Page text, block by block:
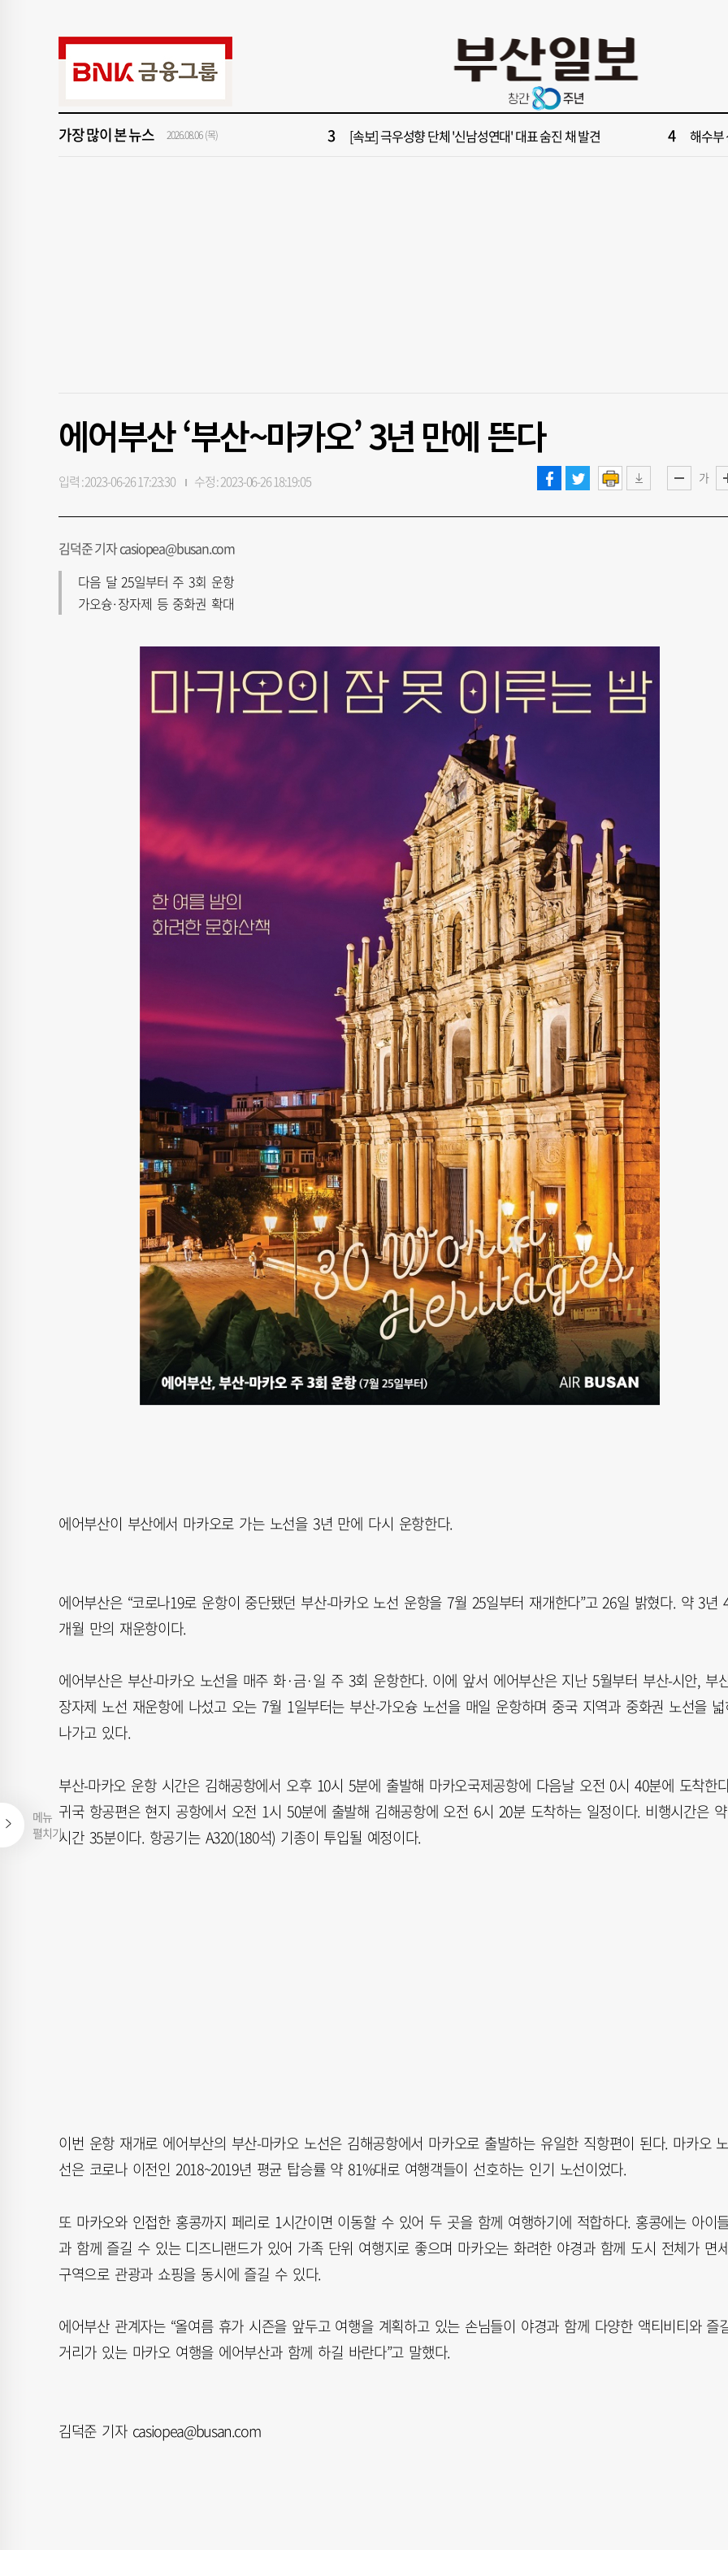
메뉴
펼치기
가장 많이 본 뉴스 2026.08.06 (목)
[속보] 제13호 태풍 돌핀 경로, 내주 중국 상륙…'불가마 더위' 언제까지 [속보]
[속보] 극우성향 단체 '신남성연대' 대표 숨진 채 발견 해수
5 "아들 결혼했는데, 또"…퇴임 앞두고 가짜 청첩장 뿌린 초등 교장 송치 6 '구포시
에어부산 ‘부산~마카오’ 3년 만에 뜬다
가
입력 : 2023-06-26 17:23:30 수정 : 2023-06-26 18:19:05
김덕준 기자 casiopea@busan.com
다음 달 25일부터 주 3회 운항
가오슝·장자제 등 중화권 확대
에어부산이 부산에서 마카오로 가는 노선을 3년 만에 다시 운항한다.
에어부산은 “코로나19로 운항이 중단됐던 부산-마카오 노선 운항을 7월 25일부터 재개한다”고 26일 밝혔다. 약 3년
개월 만의 재운항이다.
에어부산은 부산-마카오 노선을 매주 화·금·일 주 3회 운항한다. 이에 앞서 에어부산은 지난 5월부터 부산-시안, 부
장자제 노선 재운항에 나섰고 오는 7월 1일부터는 부산-가오슝 노선을 매일 운항하며 중국 지역과 중화권 노선을 넓
나가고 있다.
부산-마카오 운항 시간은 김해공항에서 오후 10시 5분에 출발해 마카오국제공항에 다음날 오전 0시 40분에 도착한
귀국 항공편은 현지 공항에서 오전 1시 50분에 출발해 김해공항에 오전 6시 20분 도착하는 일정이다. 비행시간은
시간 35분이다. 항공기는 A320(180석) 기종이 투입될 예정이다.
이번 운항 재개로 에어부산의 부산-마카오 노선은 김해공항에서 마카오로 출발하는 유일한 직항편이 된다. 마카오 노
선은 코로나 이전인 2018~2019년 평균 탑승률 약 81%대로 여행객들이 선호하는 인기 노선이었다.
또 마카오와 인접한 홍콩까지 페리로 1시간이면 이동할 수 있어 두 곳을 함께 여행하기에 적합하다. 홍콩에는 아이
과 함께 즐길 수 있는 디즈니랜드가 있어 가족 단위 여행지로 좋으며 마카오는 화려한 야경과 함께 도시 전체가 면
구역으로 관광과 쇼핑을 동시에 즐길 수 있다.
에어부산 관계자는 “올여름 휴가 시즌을 앞두고 여행을 계획하고 있는 손님들이 야경과 함께 다양한 액티비티와 즐
거리가 있는 마카오 여행을 에어부산과 함께 하길 바란다”고 말했다.
김덕준 기자 casiopea@busan.com